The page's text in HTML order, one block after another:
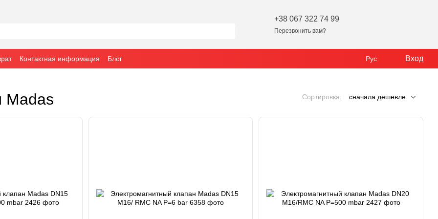
+38 067 322 74 99
Перезвонить вам?
Контактная информация Блог Рус Вход
Madas Сортировка: сначала дешевле